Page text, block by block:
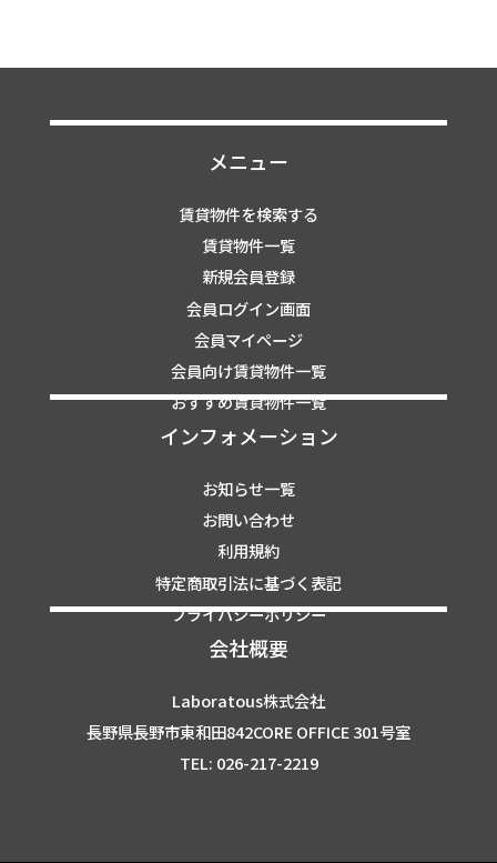
メニュー
賃貸物件を検索する
賃貸物件一覧
新規会員登録
会員ログイン画面
会員マイページ
会員向け賃貸物件一覧
おすすめ賃貸物件一覧
インフォメーション
お知らせ一覧
お問い合わせ
利用規約
特定商取引法に基づく表記
プライバシーポリシー
会社概要
Laboratous株式会社
長野県長野市東和田842CORE OFFICE 301号室
TEL: 026-217-2219